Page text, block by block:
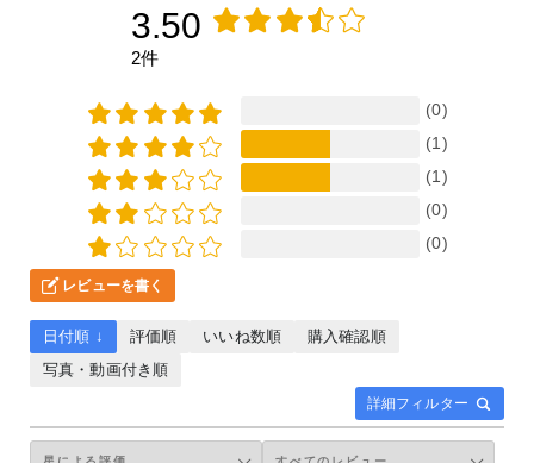
3.50
2件
(0)
(1)
(1)
(0)
(0)
レビューを書く
詳細フィルター
日付順 ↓ 評価順 いいね数順
購入確認順
写真・動画付き順